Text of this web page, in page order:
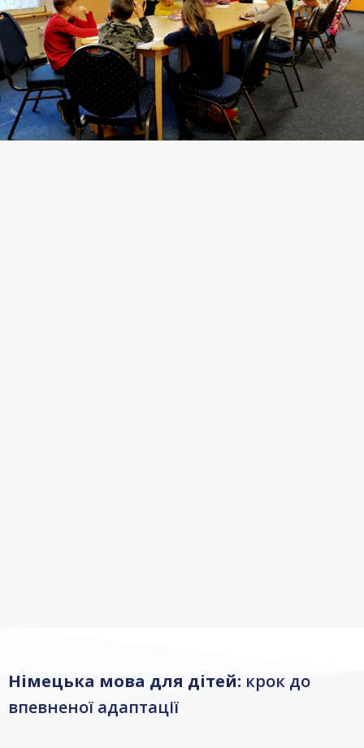
Німецька мова для дітей: крок до
впевненої адаптації